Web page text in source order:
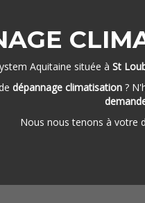
Aquitaine située à St
dépannage climatisation ?
Nous nous tenons à votre